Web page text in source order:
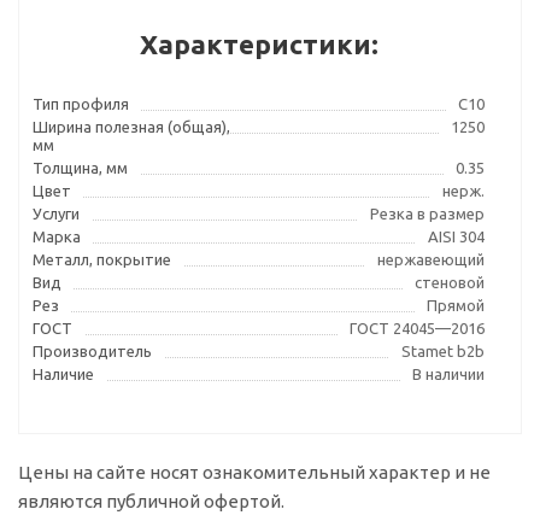
Характеристики:
Тип профиля
С10
Ширина полезная (общая),
мм
1250
Толщина, мм
0.35
Цвет
нерж.
Услуги
Резка в размер
Марка
AISI 304
Металл, покрытие
нержавеющий
Вид
стеновой
Рез
Прямой
ГОСТ
ГОСТ 24045—2016
Производитель
Stamet b2b
Наличие
В наличии
Цены на сайте носят ознакомительный характер и не
являются публичной офертой.